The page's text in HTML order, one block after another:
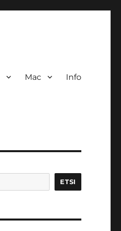
Mac Info
ETSI